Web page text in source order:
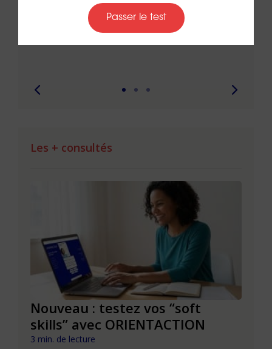
dilemme des Français face à
l’incertitude économique
Les + consultés
Nouveau : testez vos “soft
skills” avec ORIENTACTION
3 min. de lecture
Passer le test